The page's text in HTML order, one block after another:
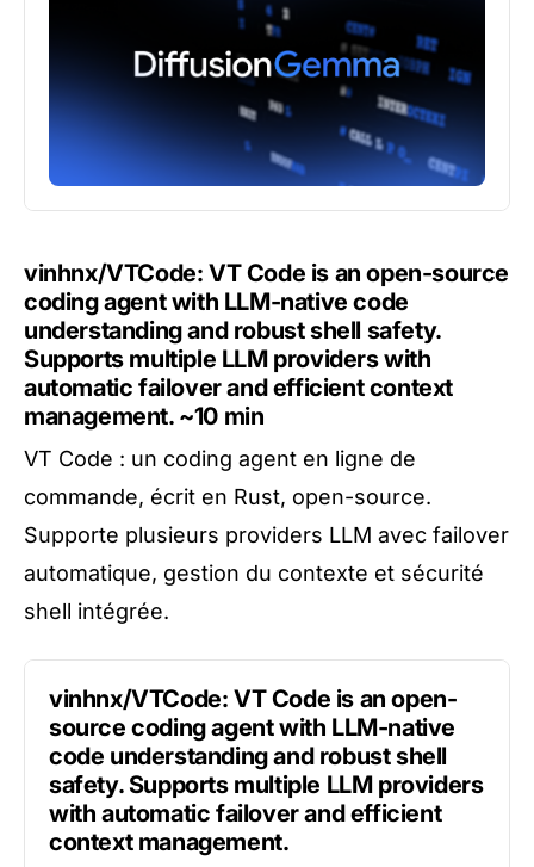
vinhnx/VTCode: VT Code is an open-source
coding agent with LLM-native code
understanding and robust shell safety.
Supports multiple LLM providers with
automatic failover and efficient context
management.~10 min
VT Code : un coding agent en ligne de
commande, écrit en Rust, open-source.
Supporte plusieurs providers LLM avec failover
automatique, gestion du contexte et sécurité
shell intégrée.
vinhnx/VTCode: VT Code is an open-
source coding agent with LLM-native
code understanding and robust shell
safety. Supports multiple LLM providers
with automatic failover and efficient
context management.